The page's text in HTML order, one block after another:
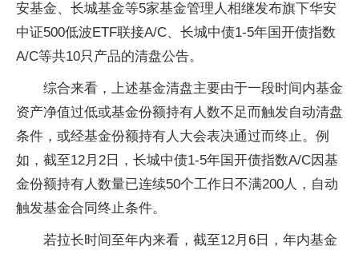
安基金、长城基金等5家基金管理人相继发布旗下华安
中证500低波ETF联接A/C、长城中债1-5年国开债指数
A/C等共10只产品的清盘公告。
综合来看，上述基金清盘主要由于一段时间内基金
资产净值过低或基金份额持有人数不足而触发自动清盘
条件，或经基金份额持有人大会表决通过而终止。例
如，截至12月2日，长城中债1-5年国开债指数A/C因基
金份额持有人数量已连续50个工作日不满200人，自动
触发基金合同终止条件。
若拉长时间至年内来看，截至12月6日，年内基金